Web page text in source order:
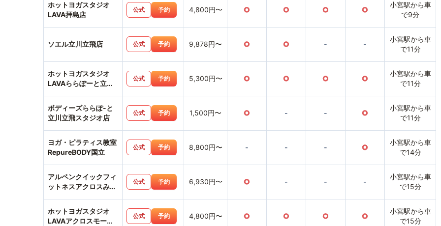
ホットヨガスタジオ
LAVA拝島店
公式 予約 4,800円〜 ○ ○ ○ ○
小宮駅から車
で9分
ソエル立川立飛店 公式 予約 9,878円〜 ○ ○ - -
小宮駅から車
で11分
ホットヨガスタジオ
LAVAららぽーと立川
公式 予約 5,300円〜 ○ ○ ○ ○
小宮駅から車
で11分
ボディーズららぽ-と
立川立飛スタジオ店
公式 予約 1,500円〜 ○ - - ○
小宮駅から車
で11分
ヨガ・ピラティス教室
RepureBODY国立
公式 予約 8,800円〜 - - - ○
小宮駅から車
で14分
アルペンクイックフィ
ットネスアクロスみな
公式 予約 6,930円〜 ○ - - -
小宮駅から車
で15分
ホットヨガスタジオ
LAVAアクロスモール
公式 予約 4,800円〜 ○ ○ ○ ○
小宮駅から車
で15分